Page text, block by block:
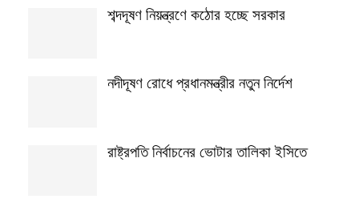
শব্দদূষণ নিয়ন্ত্রণে কঠোর হচ্ছে সরকার
নদীদূষণ রোধে প্রধানমন্ত্রীর নতুন নির্দেশ
রাষ্ট্রপতি নির্বাচনের ভোটার তালিকা ইসিতে